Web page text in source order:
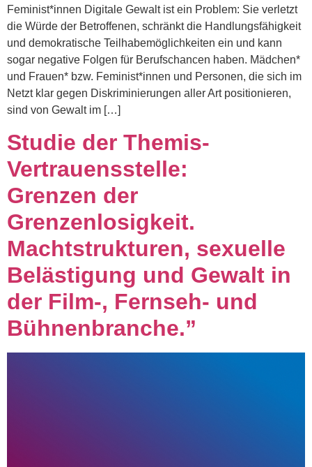
Feminist*innen Digitale Gewalt ist ein Problem: Sie verletzt
die Würde der Betroffenen, schränkt die Handlungsfähigkeit
und demokratische Teilhabemöglichkeiten ein und kann
sogar negative Folgen für Berufschancen haben. Mädchen*
und Frauen* bzw. Feminist*innen und Personen, die sich im
Netzt klar gegen Diskriminierungen aller Art positionieren,
sind von Gewalt im […]
Studie der Themis-
Vertrauensstelle:
Grenzen der
Grenzenlosigkeit.
Machtstrukturen, sexuelle
Belästigung und Gewalt in
der Film-, Fernseh- und
Bühnenbranche.”